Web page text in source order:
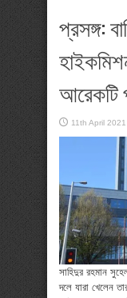
প্রসঙ্গ:
আরেকটি
11th April 2021
সাহিদুর রহমান
দলে যারা খেলেন